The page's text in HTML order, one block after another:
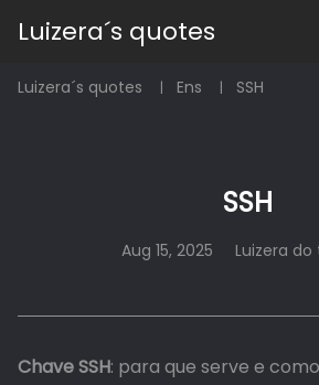
Luizera´s quotes
Luizera´s quotes Ens SSH
SSH
Aug 15, 2025 Luizera
Chave SSH: para que serve e